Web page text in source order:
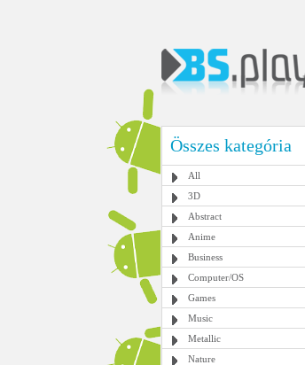
Összes kategória
All
3D
Abstract
Anime
Business
Computer/OS
Games
Music
Metallic
Nature